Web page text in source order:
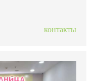
контакты